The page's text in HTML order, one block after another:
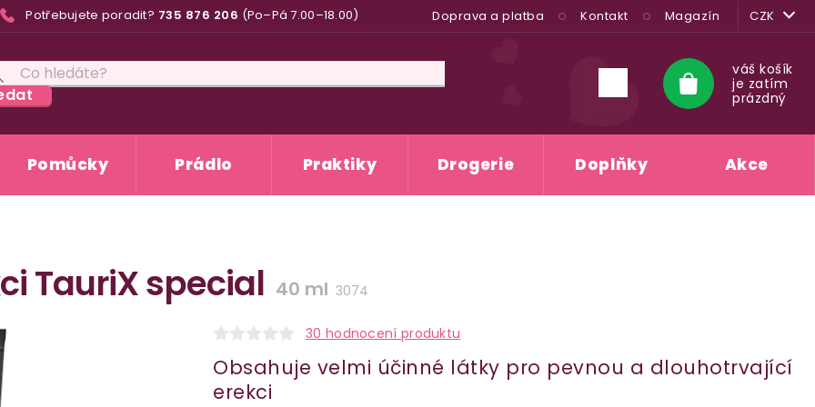
Potřebujete poradit? 735 876 206 (Po–Pá 7.00–18.00) Doprava a platba Kontakt Magazín CZK
Nákupní
košík
váš košík
je zatím
prázdný
Pomůcky Prádlo Praktiky Drogerie Doplňky Akce
TauriX special 40 ml 3074
30 hodnocení produktu
Obsahuje velmi účinné látky pro pevnou a dlouhotrvající
erekci